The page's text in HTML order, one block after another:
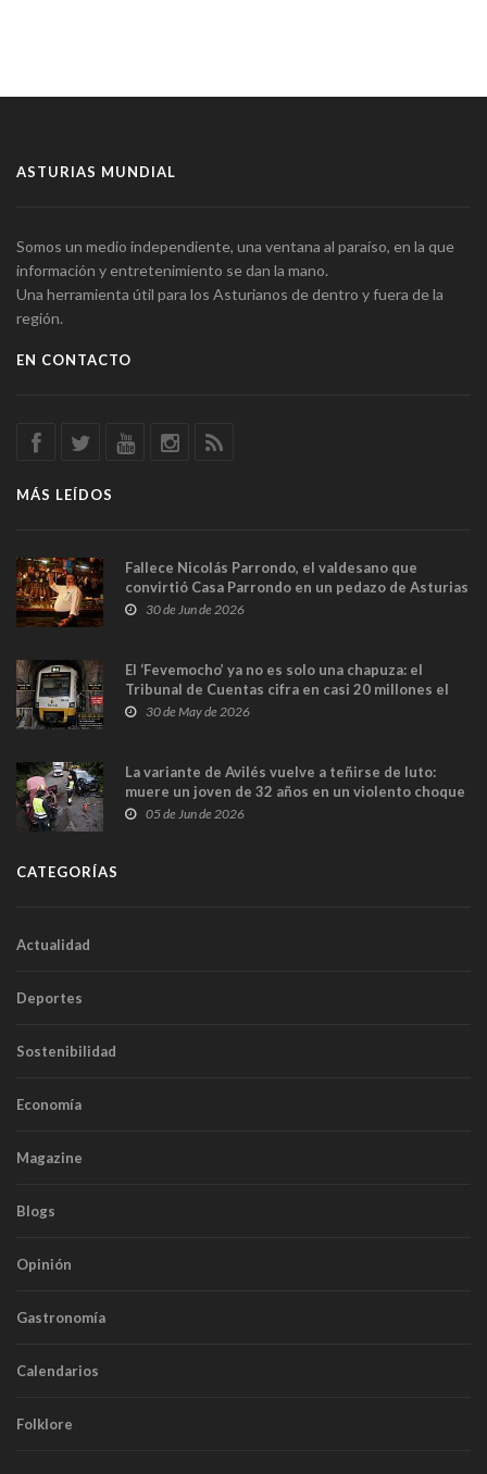
ASTURIAS MUNDIAL
Somos un medio independiente, una ventana al paraíso, en la que
información y entretenimiento se dan la mano.
Una herramienta útil para los Asturianos de dentro y fuera de la
región.
EN CONTACTO
MÁS LEÍDOS
Fallece Nicolás Parrondo, el valdesano que
convirtió Casa Parrondo en un pedazo de Asturias
en Madrid
30 de Jun de 2026
El ‘Fevemocho’ ya no es solo una chapuza: el
Tribunal de Cuentas cifra en casi 20 millones el
sobrecoste de los trenes que no cabían por los
30 de May de 2026
La variante de Avilés vuelve a teñirse de luto:
muere un joven de 32 años en un violento choque
frontal
05 de Jun de 2026
CATEGORÍAS
Actualidad
Deportes
Sostenibilidad
Economía
Magazine
Blogs
Opinión
Gastronomía
Calendarios
Folklore